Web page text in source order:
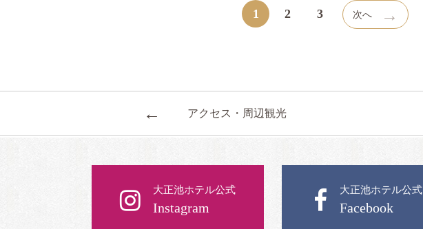
1 2 3 次へ →
← アクセス・周辺観光
大正池ホテル公式
Instagram
大正池ホテル公式
Facebook